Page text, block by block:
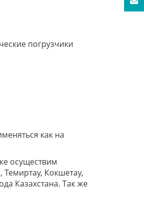
погрузчики
как на
осуществим
Темиртау, Кокшетау,
Казахстана. Так же